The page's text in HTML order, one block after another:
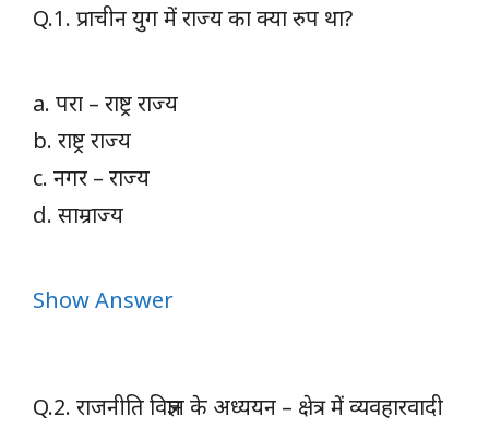
Q.1. प्राचीन युग में राज्य का क्या रुप था?
a. परा – राष्ट्र राज्य
b. राष्ट्र राज्य
c. नगर – राज्य
d. साम्राज्य
Show Answer
Q.2. राजनीति विज्ञान के अध्ययन – क्षेत्र में व्यवहारवादी